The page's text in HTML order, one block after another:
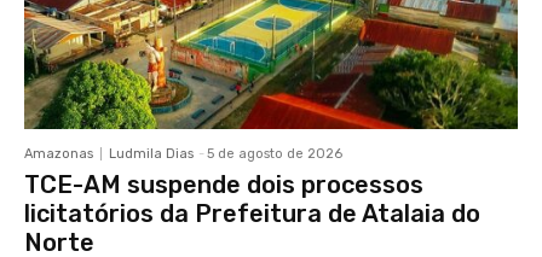
Amazonas Ludmila Dias - 5 de agosto de 2026
TCE-AM suspende dois processos
licitatórios da Prefeitura de Atalaia do
Norte